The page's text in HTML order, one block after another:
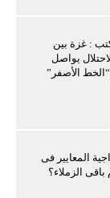
: غزة بين
يواصل
الأصفر”
المعايير فى
الزملاء؟